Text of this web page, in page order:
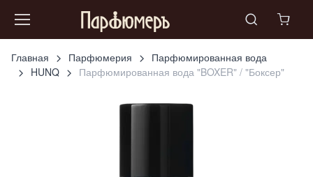
Главная Парфюмерия
Парфюмированная вода
HUNQ
Парфюмированная вода "BOXER" / "Боксер"